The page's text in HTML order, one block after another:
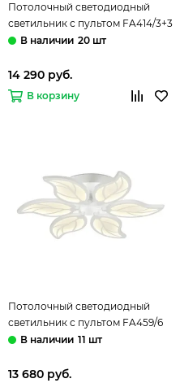
Потолочный светодиодный
светильник с пультом FA414/3+3
CH 90W хром (ПДУ РАДИО 2.4)
20 шт
14 290 руб.
В корзину
Потолочный светодиодный
светильник с пультом FA459/6
WH 90W белый (ПДУ РАДИО
11 шт
13 680 руб.